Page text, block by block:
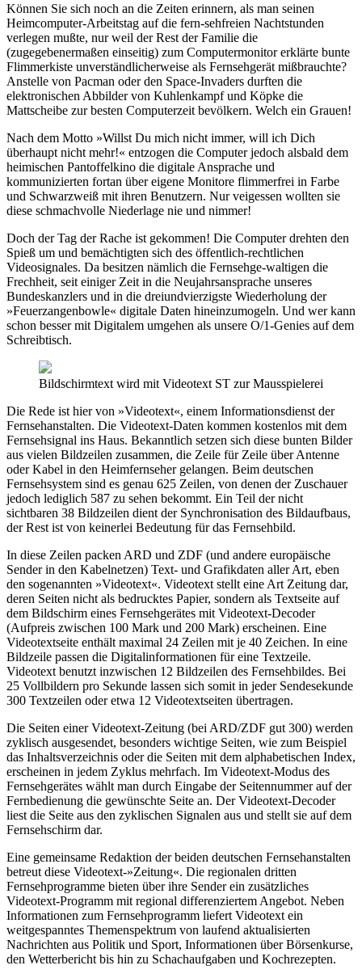
Können Sie sich noch an die Zeiten erinnern, als man seinen
Heimcomputer-Arbeitstag auf die fern-sehfreien Nachtstunden
verlegen mußte, nur weil der Rest der Familie die
(zugegebenermaßen einseitig) zum Computermonitor erklärte bunte
Flimmerkiste unverständlicherweise als Fernsehgerät mißbrauchte?
Anstelle von Pacman oder den Space-Invaders durften die
elektronischen Abbilder von Kuhlenkampf und Köpke die
Mattscheibe zur besten Computerzeit bevölkern. Welch ein Grauen!
Nach dem Motto »Willst Du mich nicht immer, will ich Dich
überhaupt nicht mehr!« entzogen die Computer jedoch alsbald dem
heimischen Pantoffelkino die digitale Ansprache und
kommunizierten fortan über eigene Monitore flimmerfrei in Farbe
und Schwarzweiß mit ihren Benutzern. Nur veigessen wollten sie
diese schmachvolle Niederlage nie und nimmer!
Doch der Tag der Rache ist gekommen! Die Computer drehten den
Spieß um und bemächtigten sich des öffentlich-rechtlichen
Videosignales. Da besitzen nämlich die Fernsehge-waltigen die
Frechheit, seit einiger Zeit in die Neujahrsansprache unseres
Bundeskanzlers und in die dreiundvierzigste Wiederholung der
»Feuerzangenbowle« digitale Daten hineinzumogeln. Und wer kann
schon besser mit Digitalem umgehen als unsere O/1-Genies auf dem
Schreibtisch.
Bildschirmtext wird mit Videotext ST zur Mausspielerei
Die Rede ist hier von »Videotext«, einem Informationsdienst der
Fernsehanstalten. Die Videotext-Daten kommen kostenlos mit dem
Fernsehsignal ins Haus. Bekanntlich setzen sich diese bunten Bilder
aus vielen Bildzeilen zusammen, die Zeile für Zeile über Antenne
oder Kabel in den Heimfernseher gelangen. Beim deutschen
Fernsehsystem sind es genau 625 Zeilen, von denen der Zuschauer
jedoch lediglich 587 zu sehen bekommt. Ein Teil der nicht
sichtbaren 38 Bildzeilen dient der Synchronisation des Bildaufbaus,
der Rest ist von keinerlei Bedeutung für das Fernsehbild.
In diese Zeilen packen ARD und ZDF (und andere europäische
Sender in den Kabelnetzen) Text- und Grafikdaten aller Art, eben
den sogenannten »Videotext«. Videotext stellt eine Art Zeitung dar,
deren Seiten nicht als bedrucktes Papier, sondern als Textseite auf
dem Bildschirm eines Fernsehgerätes mit Videotext-Decoder
(Aufpreis zwischen 100 Mark und 200 Mark) erscheinen. Eine
Videotextseite enthält maximal 24 Zeilen mit je 40 Zeichen. In eine
Bildzeile passen die Digitalinformationen für eine Textzeile.
Videotext benutzt inzwischen 12 Bildzeilen des Fernsehbildes. Bei
25 Vollbildern pro Sekunde lassen sich somit in jeder Sendesekunde
300 Textzeilen oder etwa 12 Videotextseiten übertragen.
Die Seiten einer Videotext-Zeitung (bei ARD/ZDF gut 300) werden
zyklisch ausgesendet, besonders wichtige Seiten, wie zum Beispiel
das Inhaltsverzeichnis oder die Seiten mit dem alphabetischen Index,
erscheinen in jedem Zyklus mehrfach. Im Videotext-Modus des
Fernsehgerätes wählt man durch Eingabe der Seitennummer auf der
Fernbedienung die gewünschte Seite an. Der Videotext-Decoder
liest die Seite aus den zyklischen Signalen aus und stellt sie auf dem
Fernsehschirm dar.
Eine gemeinsame Redaktion der beiden deutschen Fernsehanstalten
betreut diese Videotext-»Zeitung«. Die regionalen dritten
Fernsehprogramme bieten über ihre Sender ein zusätzliches
Videotext-Programm mit regional differenziertem Angebot. Neben
Informationen zum Fernsehprogramm liefert Videotext ein
weitgespanntes Themenspektrum von laufend aktualisierten
Nachrichten aus Politik und Sport, Informationen über Börsenkurse,
den Wetterbericht bis hin zu Schachaufgaben und Kochrezepten.